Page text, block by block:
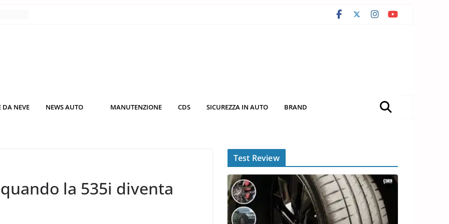
DA NEVE NEWS AUTO MANUTENZIONE CDS SICUREZZA IN AUTO BRAND
la 535i diventa
Test Review